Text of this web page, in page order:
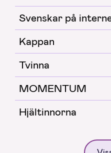
Svenskar på
Kappan
Tvinna
MOMENTUM
Hjältinnorna